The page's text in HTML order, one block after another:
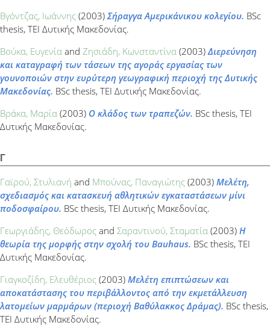
Βγόντζας, Ιωάννης (2003) Σήραγγα Αμερικάνικου κολεγίου. BSc
thesis, ΤΕΙ Δυτικής Μακεδονίας.
Βούκα, Ευγενία and Ζησιάδη, Κωνσταντίνα (2003) Διερεύνηση
και καταγραφή των τάσεων της αγοράς εργασίας των
γουνοποιών στην ευρύτερη γεωγραφική περιοχή της Δυτικής
Μακεδονίας. BSc thesis, ΤΕΙ Δυτικής Μακεδονίας.
Βράκα, Μαρία (2003) Ο κλάδος των τραπεζών. BSc thesis, ΤΕΙ
Δυτικής Μακεδονίας.
Γ
Γαϊρού, Στυλιανή and Μπούνας, Παναγιώτης (2003) Μελέτη,
σχεδιασμός και κατασκευή αθλητικών εγκαταστάσεων μίνι
ποδοσφαίρου. BSc thesis, ΤΕΙ Δυτικής Μακεδονίας.
Γεωργιάδης, Θεόδωρος and Σαραντινού, Σταματία (2003) Η
θεωρία της μορφής στην σχολή του Bauhaus. BSc thesis, ΤΕΙ
Δυτικής Μακεδονίας.
Γιαγκοζίδη, Ελευθέριος (2003) Μελέτη επιπτώσεων και
αποκατάστασης του περιβάλλοντος από την εκμετάλλευση
λατομείων μαρμάρων (περιοχή Βαθύλακκος Δράμας). BSc thesis,
ΤΕΙ Δυτικής Μακεδονίας.